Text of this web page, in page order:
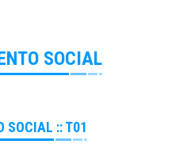
SOCIAL
SOCIAL :: T01